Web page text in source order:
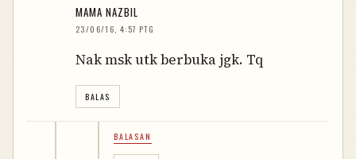
MAMA NAZBIL
23/06/16, 4:57 PTG
Nak msk utk berbuka jgk. Tq
BALAS
BALASAN